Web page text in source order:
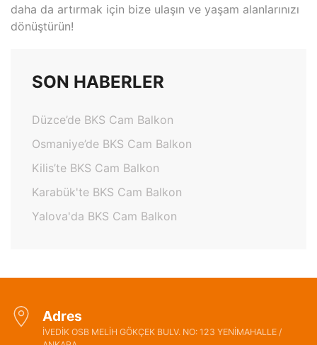
daha da artırmak için bize ulaşın ve yaşam alanlarınızı
dönüştürün!
SON HABERLER
Düzce’de BKS Cam Balkon
Osmaniye’de BKS Cam Balkon
Kilis’te BKS Cam Balkon
Karabük'te BKS Cam Balkon
Yalova'da BKS Cam Balkon
Adres
İVEDİK OSB MELİH GÖKÇEK BULV. NO: 123 YENİMAHALLE /